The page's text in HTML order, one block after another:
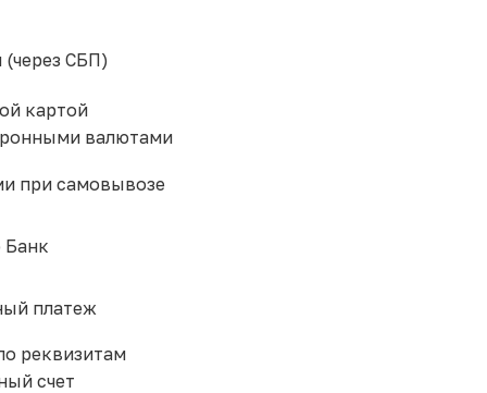
СБП)
картой
валютами
при самовывозе
Банк
платеж
реквизитам
счет